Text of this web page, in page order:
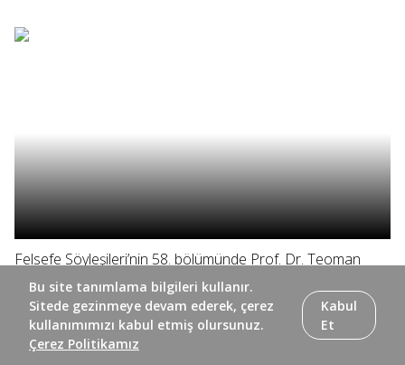
Felsefe Söyleşileri’nin 58. bölümünde Prof. Dr. Teoman
Duralı, Yunan medeniyetinin siyasi ve iktisadi hayatını ele
alıyor.
Bu site tanımlama bilgileri kullanır.
Sitede gezinmeye devam ederek, çerez
kullanımımızı kabul etmiş olursunuz.
Çerez Politikamız
Kabul
Et